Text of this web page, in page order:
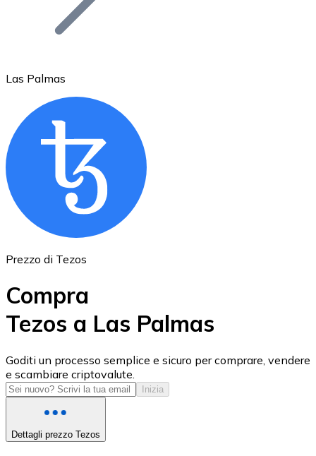
ETH
USD Coin
USDC
Las Palmas
Prezzo di Tezos
Compra
Tezos a Las Palmas
Goditi un processo semplice e sicuro per comprare, vendere
e scambiare criptovalute.
Inizia
Dettagli prezzo Tezos